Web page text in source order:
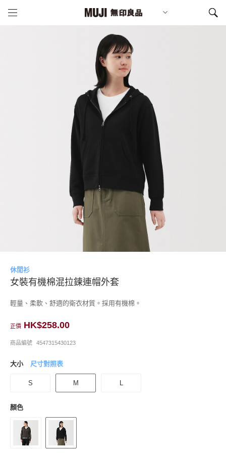
休閒衫
女裝有機棉混拉鍊連帽外套
輕量、柔軟、舒適的衛衣材質。採用有機棉。
正價 HK$258.00
商品編號 4547315430123
大小 尺寸對照表
S M L
顏色